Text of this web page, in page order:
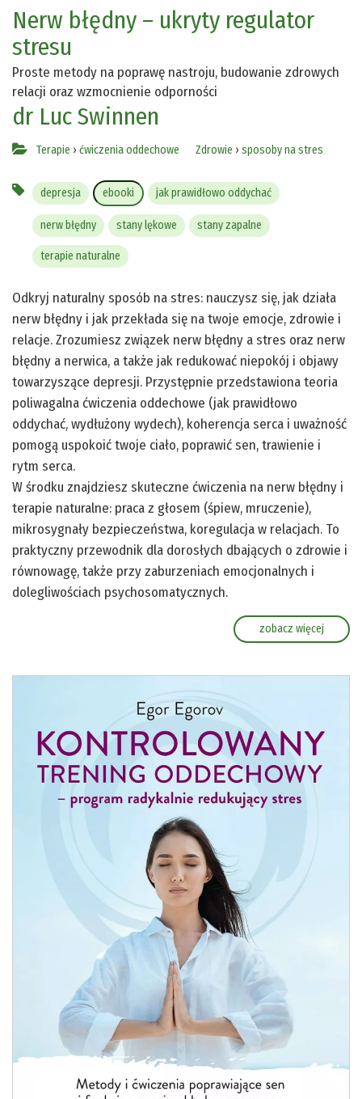
Nerw błędny – ukryty regulator
stresu
Proste metody na poprawę nastroju, budowanie zdrowych
relacji oraz wzmocnienie odporności
dr Luc Swinnen
Terapie › ćwiczenia oddechowe Zdrowie › sposoby na stres
depresja ebooki jak prawidłowo oddychać
nerw błędny stany lękowe stany zapalne
terapie naturalne
Odkryj naturalny sposób na stres: nauczysz się, jak działa
nerw błędny i jak przekłada się na twoje emocje, zdrowie i
relacje. Zrozumiesz związek nerw błędny a stres oraz nerw
błędny a nerwica, a także jak redukować niepokój i objawy
towarzyszące depresji. Przystępnie przedstawiona teoria
poliwagalna ćwiczenia oddechowe (jak prawidłowo
oddychać, wydłużony wydech), koherencja serca i uważność
pomogą uspokoić twoje ciało, poprawić sen, trawienie i
rytm serca.
W środku znajdziesz skuteczne ćwiczenia na nerw błędny i
terapie naturalne: praca z głosem (śpiew, mruczenie),
mikrosygnały bezpieczeństwa, koregulacja w relacjach. To
praktyczny przewodnik dla dorosłych dbających o zdrowie i
równowagę, także przy zaburzeniach emocjonalnych i
dolegliwościach psychosomatycznych.
zobacz więcej